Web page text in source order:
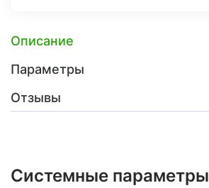
Описание
Параметры
Отзывы
Системные параметры